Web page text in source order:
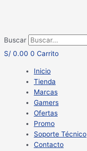
Buscar
S/ 0.00 0 Carrito
Inicio
Tienda
Marcas
Gamers
Ofertas
Promo
Soporte Técnico
Contacto